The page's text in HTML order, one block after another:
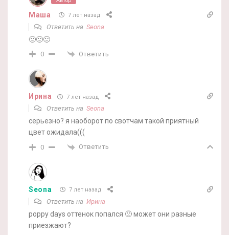
Маша 7 лет назад
Ответить на Seona
🙂🙂🙂
0 Ответить
Ирина 7 лет назад
Ответить на Seona
серьезно? я наоборот по свотчам такой приятный
цвет ожидала(((
0 Ответить
Seona 7 лет назад
Ответить на Ирина
poppy days оттенок попался 🙁 может они разные
приезжают?